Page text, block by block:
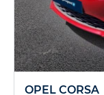
OPEL CORSA